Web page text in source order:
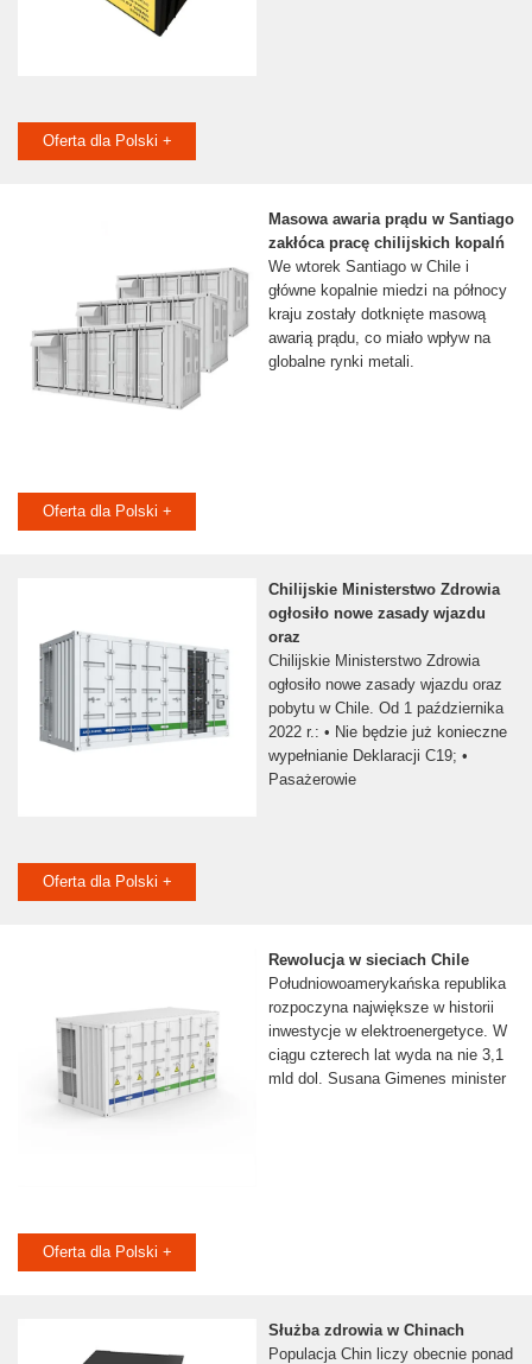
Oferta dla Polski +
Masowa awaria prądu w Santiago
zakłóca pracę chilijskich kopalń
We wtorek Santiago w Chile i
główne kopalnie miedzi na północy
kraju zostały dotknięte masową
awarią prądu, co miało wpływ na
globalne rynki metali.
Oferta dla Polski +
Chilijskie Ministerstwo Zdrowia
ogłosiło nowe zasady wjazdu
oraz
Chilijskie Ministerstwo Zdrowia
ogłosiło nowe zasady wjazdu oraz
pobytu w Chile. Od 1 października
2022 r.: • Nie będzie już konieczne
wypełnianie Deklaracji C19; •
Pasażerowie
Oferta dla Polski +
Rewolucja w sieciach Chile
Południowoamerykańska republika
rozpoczyna największe w historii
inwestycje w elektroenergetyce. W
ciągu czterech lat wyda na nie 3,1
mld dol. Susana Gimenes minister
Oferta dla Polski +
Służba zdrowia w Chinach
Populacja Chin liczy obecnie ponad